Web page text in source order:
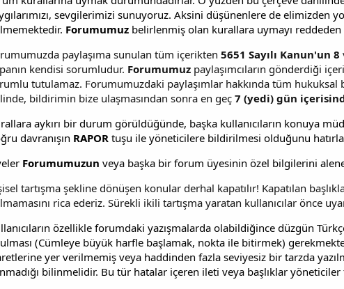
sevgilerimizi sunuyoruz. Aksini düşünenlere de elimizden
Forumumuz belirlenmiş olan kurallara uymayı
paylaşıma sunulan tüm içerikten 5651 Sayılı Kanun'un 8
kendisi sorumludur. Forumumuz paylaşımcıların gönderdiği
tutulamaz. Forumumuzdaki paylaşımlar hakkında tüm
bildirimin bize ulaşmasından sonra en geç 7 (yedi) gün
aykırı bir durum görüldüğünde, başka kullanıcıların konuya
davranışın RAPOR tuşu ile yöneticilere bildirilmesi olduğunu
Forumumuzun veya başka bir forum üyesinin özel bilgilerini
tartışma şekline dönüşen konular derhal kapatılır! Kapatılan
rica ederiz. Sürekli ikili tartışma yaratan kullanıcılar önce
özellikle forumdaki yazışmalarda olabildiğince düzgün
(Cümleye büyük harfle başlamak, nokta ile bitirmek)
yer verilmemiş veya haddinden fazla seviyesiz bir tarzda
bilinmelidir. Bu tür hatalar içeren ileti veya başlıklar